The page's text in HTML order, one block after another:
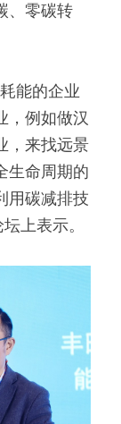
、零碳转
能的企业
，例如做汉
，来找远景
生命周期的
用碳减排技
上表示。